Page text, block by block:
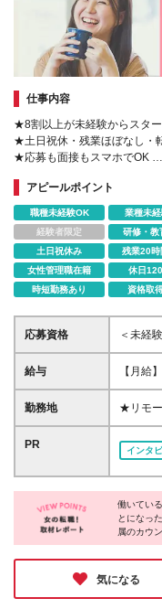
仕事内容
★8割以上が未経験からスター
★土日祝休・残業ほぼなし・
★応募も面接もスマホでOK
★Web面接1回・最短1週間で
★基礎から学べる無料の研修
アピールポイント
職種未経験OK 業種未
経験者限定
研修・教
土日祝休み
残業20時
女性管理職在籍
休日
時短勤務あり
資格取
応募資格
＜未経
験は入
◆高卒
験スタ
「やっ
給与
【月給
京 21万
万7000
～ 栃
岡山 17
4000円
口/愛媛
同様) 勤
屋・大
勤務地
★リモー
ク）も
恵比寿
埼玉、
ば、長
滋賀、
愛媛、
企業での勤務 ◆大手企業で働
し/自宅
エリアも♪
アの一
PR
インタ
働いてい
とになっ
属のカウ
るみたい
心配もな
詰まった
気になる